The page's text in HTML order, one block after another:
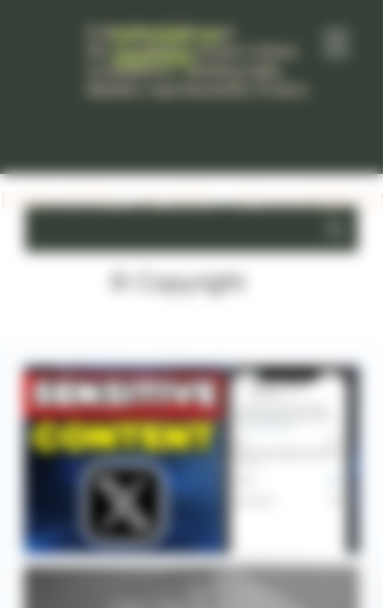
K3Bernhard-BIO.com
Geständnisse, Autobiography,
Ich habe es
© Copyright
I AM STILL ALIVE - ICH HABE